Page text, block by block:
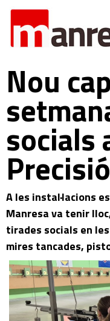
Nou
socials
A les instal·lacions
Manresa va tenir
tirades socials en
mires tancades,